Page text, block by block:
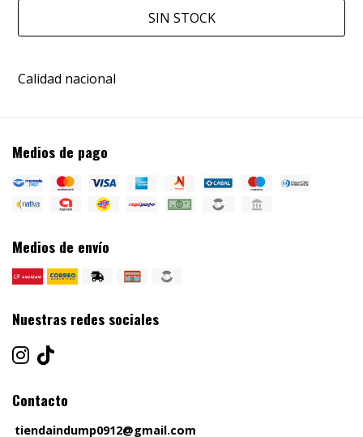
SIN STOCK
Calidad nacional
Medios de pago
Medios de envío
Nuestras redes sociales
Contacto
tiendaindump0912@gmail.com